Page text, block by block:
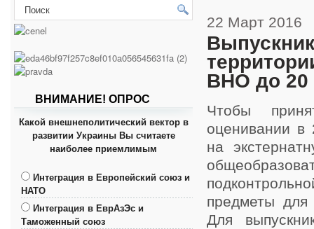
ВНИМАНИЕ! ОПРОС
Какой внешнеполитический вектор в
развитии Украины Вы считаете
наиболее приемлимым
Интеграция в Европейский союз и
НАТО
Интеграция в ЕврАзЭс и
Таможенный союз
22 Март 2016
ВНО до 20
Чтобы
оценивании в
на
предметы
Для